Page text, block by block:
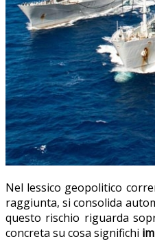
Nel lessico geopolitico
raggiunta, si consolida
questo rischio riguarda
concreta su cosa significhi